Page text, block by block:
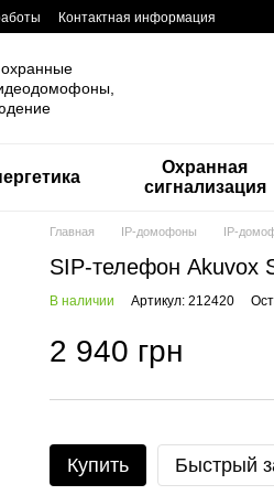
Контактная информация
Охранная
сигнализация
Главная IP-домофоны IP-
SIP-телефон Akuvox
В наличии Артикул: 212420
2 940 грн
Купить Быстрый